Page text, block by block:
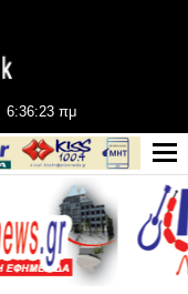
6:36:24 πμ